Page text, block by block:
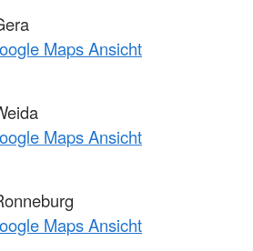
Maps Ansicht
Maps Ansicht
Maps Ansicht